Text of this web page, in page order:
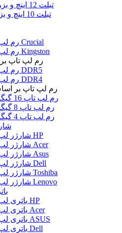
تبلت 12 اینچ و بزرگ‌تر
تبلت 10 اینچ و بزرگتر
رم لپ تاپ Crucial
رم لپ تاپ Kingston
رم لپ تاپ
رم لپ تاپ DDR5
رم لپ تاپ DDR4
رم لپ تاپ بر
رم لپ تاپ 16 گیگابایت
رم لپ تاپ 8 گیگابایت
رم لپ تاپ 4 گیگابایت
شارژر لپ تاپ HP
شارژر لپ تاپ Acer
شارژر لپ تاپ Asus
شارژر لپ تاپ Dell
شارژر لپ تاپ Toshiba
شارژر لپ تاپ Lenovo
باتری لپ تاپ HP
باتری لپ تاپ Acer
باتری لپ تاپ ASUS
باتری لپ تاپ Dell